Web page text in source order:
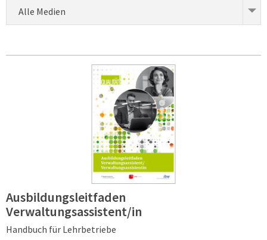
Alle Medien
Ausbildungsleitfaden
Verwaltungsassistent/in
Handbuch für Lehrbetriebe